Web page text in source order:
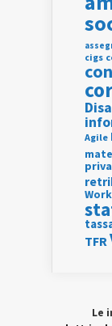
cigs
Agile
TFR
Le